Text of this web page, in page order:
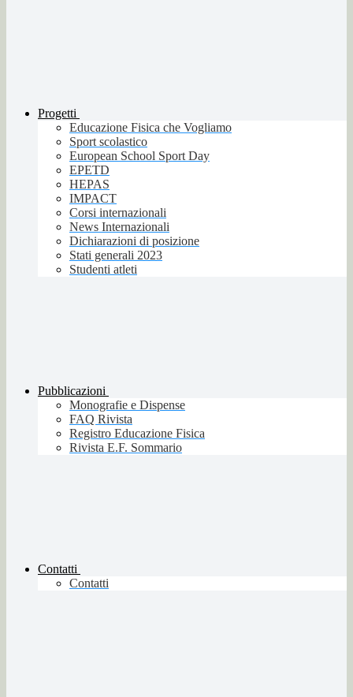
Progetti
Educazione Fisica che Vogliamo
Sport scolastico
European School Sport Day
EPETD
HEPAS
IMPACT
Corsi internazionali
News Internazionali
Dichiarazioni di posizione
Stati generali 2023
Studenti atleti
Pubblicazioni
Monografie e Dispense
FAQ Rivista
Registro Educazione Fisica
Rivista E.F. Sommario
Contatti
Contatti